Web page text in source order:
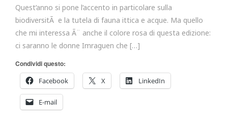
Quest’anno si pone l’accento in particolare sulla
biodiversitÃ e la tutela di fauna ittica e acque. Ma quello
che mi interessa Ã¨ anche il colore rosa di questa edizione:
ci saranno le donne Imraguen che […]
Condividi questo:
Facebook
X LinkedIn
E-mail